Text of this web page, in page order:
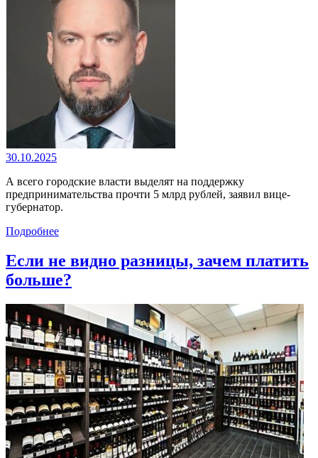
30.10.2025
А всего городские власти выделят на поддержку
предпринимательства прочти 5 млрд рублей, заявил вице-
губернатор.
Подробнее
Если не видно разницы, зачем платить
больше?